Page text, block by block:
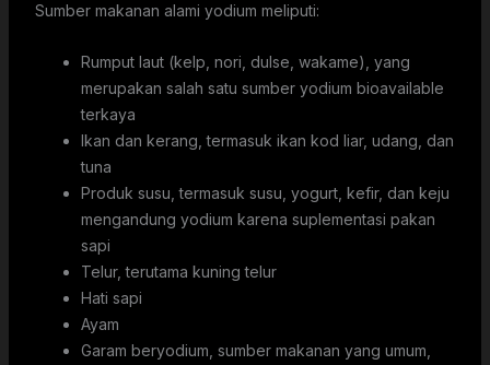
Sumber makanan alami yodium meliputi:
Rumput laut (kelp, nori, dulse, wakame), yang
merupakan salah satu sumber yodium bioavailable
terkaya
Ikan dan kerang, termasuk ikan kod liar, udang, dan
tuna
Produk susu, termasuk susu, yogurt, kefir, dan keju
mengandung yodium karena suplementasi pakan
sapi
Telur, terutama kuning telur
Hati sapi
Ayam
Garam beryodium, sumber makanan yang umum,